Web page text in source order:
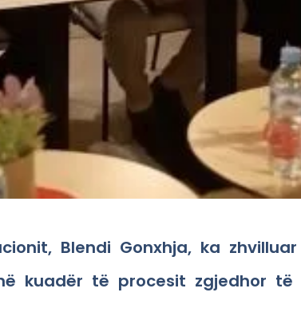
Blendi Gonxhja, ka zhvilluar
kuadër të procesit zgjedhor të